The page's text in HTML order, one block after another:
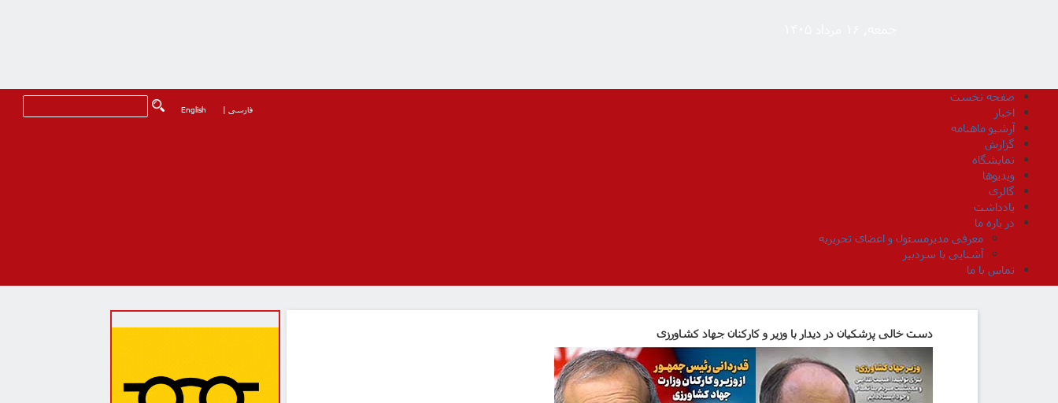
صفحه نخست
اخبار
آرشیو ماهنامه
گزارش
نمایشگاه
ویدیوها
گالری
یادداشت
در باره ما
معرفی مدیرمسئول و اعضای تحریریه
آشنایی با سردبیر
تماس با ما
فارسی |
English
دست خالی پزشکیان در دیدار با وزیر و کارکنان جهاد کشاورزی